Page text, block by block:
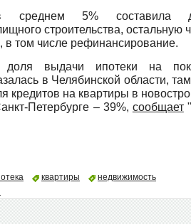
среднем 5% составила
строительства, остальную
в том числе рефинансирование.
доля выдачи ипотеки на
в Челябинской области,
кредитов на квартиры в
Петербурге – 39%, сообщает
квартиры
недвижимость